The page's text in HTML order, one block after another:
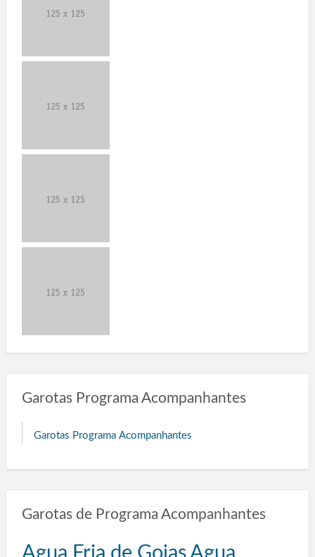
Garotas Programa Acompanhantes
Garotas Programa Acompanhantes
Garotas de Programa Acompanhantes
Agua Fria de Goias Agua